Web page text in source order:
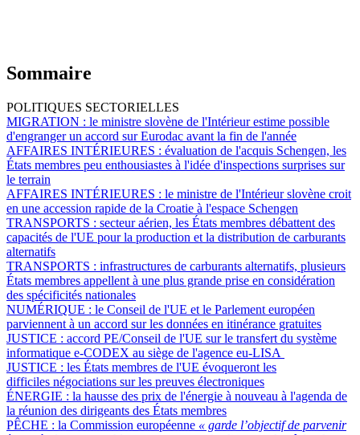
Sommaire
POLITIQUES SECTORIELLES
MIGRATION : le ministre slovène de l'Intérieur estime possible
d'engranger un accord sur Eurodac avant la fin de l'année
AFFAIRES INTÉRIEURES : évaluation de l'acquis Schengen, les
États membres peu enthousiastes à l'idée d'inspections surprises sur
le terrain
AFFAIRES INTÉRIEURES : le ministre de l'Intérieur slovène croit
en une accession rapide de la Croatie à l'espace Schengen
TRANSPORTS : secteur aérien, les États membres débattent des
capacités de l'UE pour la production et la distribution de carburants
alternatifs
TRANSPORTS : infrastructures de carburants alternatifs, plusieurs
États membres appellent à une plus grande prise en considération
des spécificités nationales
NUMÉRIQUE : le Conseil de l'UE et le Parlement européen
parviennent à un accord sur les données en itinérance gratuites
JUSTICE : accord PE/Conseil de l'UE sur le transfert du système
informatique e-CODEX au siège de l'agence eu-LISA
JUSTICE : les États membres de l'UE évoqueront les
difficiles négociations sur les preuves électroniques
ÉNERGIE : la hausse des prix de l'énergie à nouveau à l'agenda de
la réunion des dirigeants des États membres
PÊCHE : la Commission européenne « garde l’objectif de parvenir